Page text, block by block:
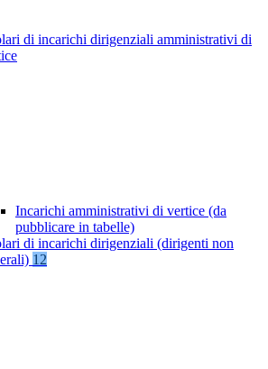
di incarichi dirigenziali amministrativi di
Incarichi amministrativi di vertice (da
pubblicare in tabelle)
di incarichi dirigenziali (dirigenti non
12